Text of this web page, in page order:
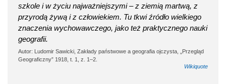
szkole i w życiu najważniejszymi – z ziemią martwą, z
przyrodą żywą i z człowiekiem. Tu tkwi źródło wielkiego
znaczenia wychowawczego, jako też praktycznego nauki
geografii.
Autor: Ludomir Sawicki, Zakłady państwowe a geografia ojczysta, „Przegląd
Geograficzny” 1918, t. 1, z. 1–2.
Wikiquote